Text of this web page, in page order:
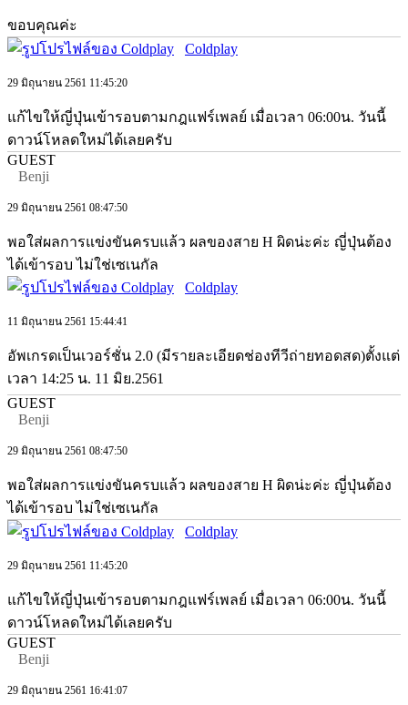
ขอบคุณค่ะ
Coldplay
29 มิถุนายน 2561 11:45:20
แก้ไขให้ญี่ปุ่นเข้ารอบตามกฎแฟร์เพลย์ เมื่อเวลา 06:00น. วันนี้
ดาวน์โหลดใหม่ได้เลยครับ
GUEST
Benji
29 มิถุนายน 2561 08:47:50
พอใส่ผลการแข่งขันครบแล้ว ผลของสาย H ผิดน่ะค่ะ ญี่ปุ่นต้อง
ได้เข้ารอบ ไม่ใช่เซเนกัล
Coldplay
11 มิถุนายน 2561 15:44:41
อัพเกรดเป็นเวอร์ชั่น 2.0 (มีรายละเอียดช่องทีวีถ่ายทอดสด)ตั้งแต่
เวลา 14:25 น. 11 มิย.2561
GUEST
Benji
29 มิถุนายน 2561 08:47:50
พอใส่ผลการแข่งขันครบแล้ว ผลของสาย H ผิดน่ะค่ะ ญี่ปุ่นต้อง
ได้เข้ารอบ ไม่ใช่เซเนกัล
Coldplay
29 มิถุนายน 2561 11:45:20
แก้ไขให้ญี่ปุ่นเข้ารอบตามกฎแฟร์เพลย์ เมื่อเวลา 06:00น. วันนี้
ดาวน์โหลดใหม่ได้เลยครับ
GUEST
Benji
29 มิถุนายน 2561 16:41:07